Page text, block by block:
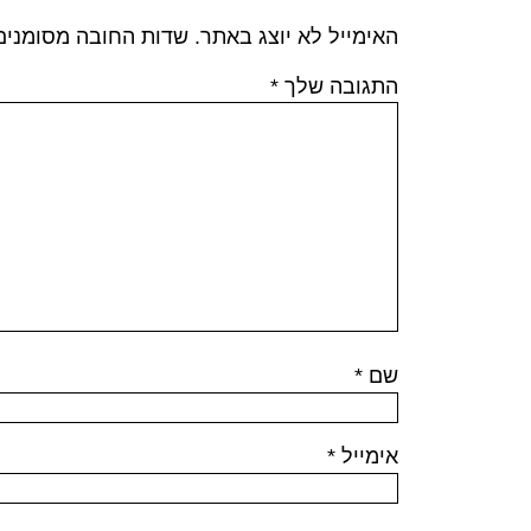
האימייל לא יוצג באתר. שדות החובה
התגובה שלך *
שם *
אימייל *